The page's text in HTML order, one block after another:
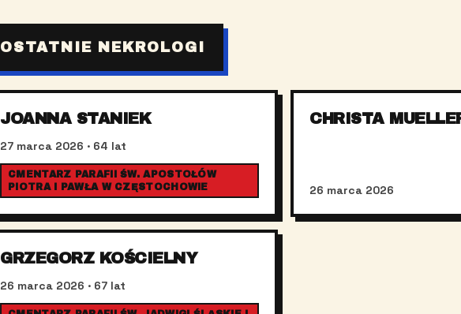
OSTATNIE NEKROLOGI
JOANNA STANIEK
27 marca 2026 · 64 lat
CMENTARZ PARAFII ŚW. APOSTOŁÓW
PIOTRA I PAWŁA W CZĘSTOCHOWIE
CHRISTA
26 marca 2026
GRZEGORZ KOŚCIELNY
26 marca 2026 · 67 lat